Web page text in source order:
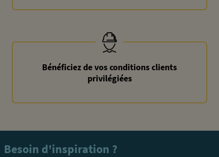
Bénéficiez de vos conditions clients
privilégiées
Besoin d'inspiration ?